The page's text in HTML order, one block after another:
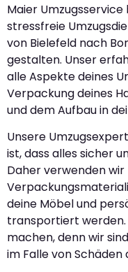
Maier
stressfreie
von Bielefeld nach
gestalten. Unser
alle Aspekte deines
Verpackung deines
und dem Aufbau in
Unsere
ist, dass alles sicher
Daher verwenden
deine Möbel und
transportiert werden.
machen, denn wir
im Falle von Schäden